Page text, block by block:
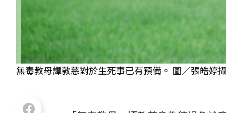
無毒教母譚敦慈對於生死事已有預備。 圖／張皓婷